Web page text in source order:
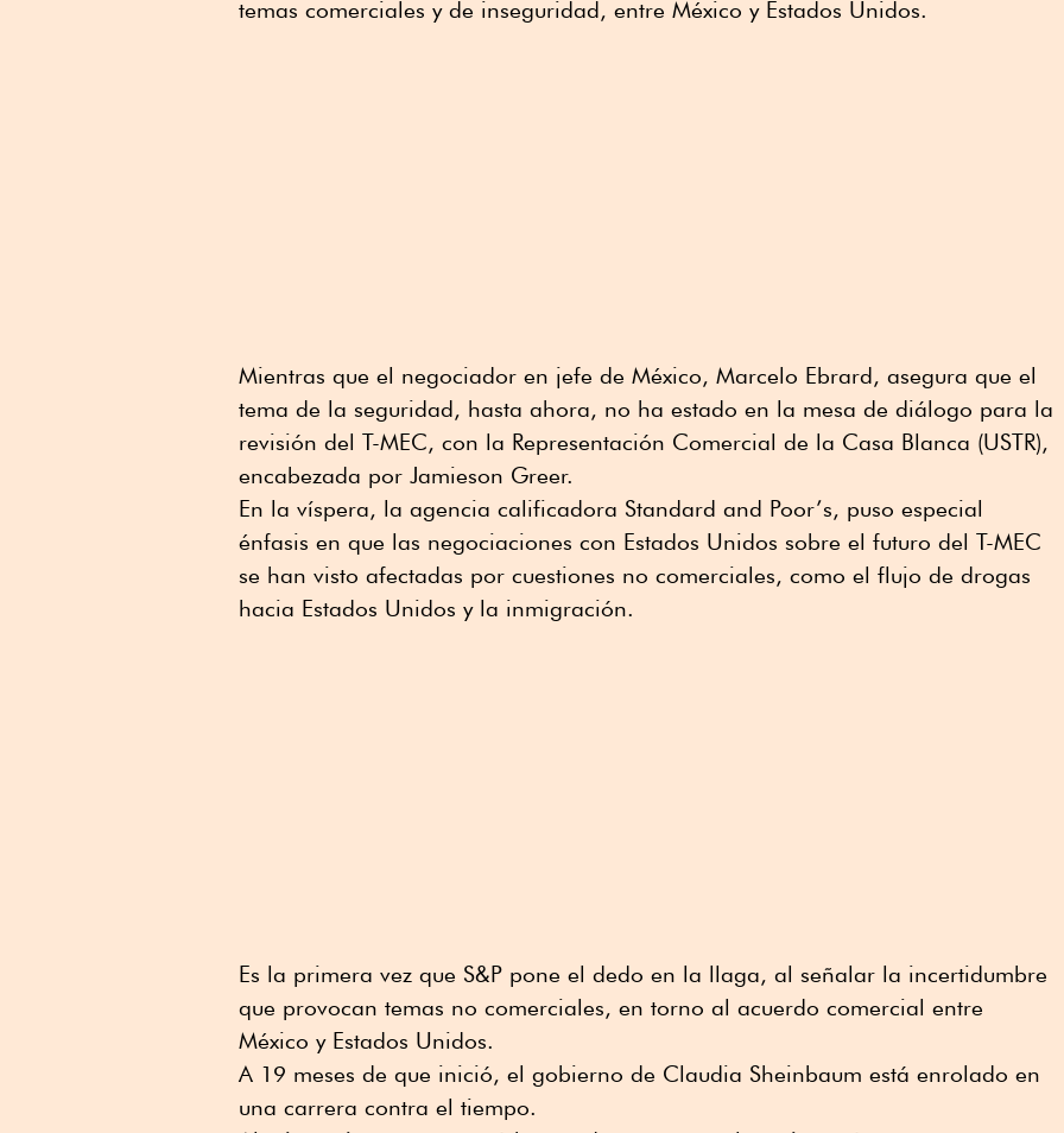
temas comerciales y de inseguridad, entre México y Estados Unidos.
Mientras que el negociador en jefe de México, Marcelo Ebrard, asegura que el
tema de la seguridad, hasta ahora, no ha estado en la mesa de diálogo para la
revisión del T-MEC, con la Representación Comercial de la Casa Blanca (USTR),
encabezada por Jamieson Greer.
En la víspera, la agencia calificadora Standard and Poor’s, puso especial
énfasis en que las negociaciones con Estados Unidos sobre el futuro del T-MEC
se han visto afectadas por cuestiones no comerciales, como el flujo de drogas
hacia Estados Unidos y la inmigración.
Es la primera vez que S&P pone el dedo en la llaga, al señalar la incertidumbre
que provocan temas no comerciales, en torno al acuerdo comercial entre
México y Estados Unidos.
A 19 meses de que inició, el gobierno de Claudia Sheinbaum está enrolado en
una carrera contra el tiempo.